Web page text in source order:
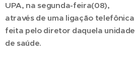
UPA, na segunda-feira(08),
através de uma ligação telefônica
feita pelo diretor daquela unidade
de saúde.